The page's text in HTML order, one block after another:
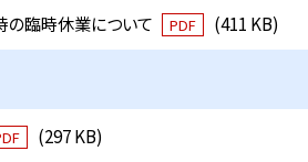
の臨時休業について PDF (411 KB)
(297 KB)